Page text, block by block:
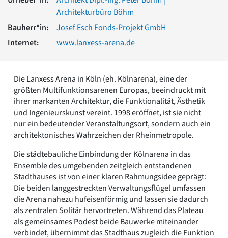
Römische Antike
Über uns
Freunde & Förderer
Kontakt
Impressum
Datenschutz
Suchbegriff eingeben
Architekturbüro Böhm
Bauherr*in:
Josef Esch Fonds-Projekt GmbH
Internet:
www.lanxess-arena.de
Die Lanxess Arena in Köln (eh. Kölnarena), eine der
größten Multifunktionsarenen Europas, beeindruckt mit
ihrer markanten Architektur, die Funktionalität, Ästhetik
und Ingenieurskunst vereint. 1998 eröffnet, ist sie nicht
nur ein bedeutender Veranstaltungsort, sondern auch ein
architektonisches Wahrzeichen der Rheinmetropole.
Die städtebauliche Einbindung der Kölnarena in das
Ensemble des umgebenden zeitgleich entstandenen
Stadthauses ist von einer klaren Rahmungsidee geprägt:
Die beiden langgestreckten Verwaltungsflügel umfassen
die Arena nahezu hufeisenförmig und lassen sie dadurch
als zentralen Solitär hervortreten. Während das Plateau
als gemeinsames Podest beide Bauwerke miteinander
verbindet, übernimmt das Stadthaus zugleich die Funktion